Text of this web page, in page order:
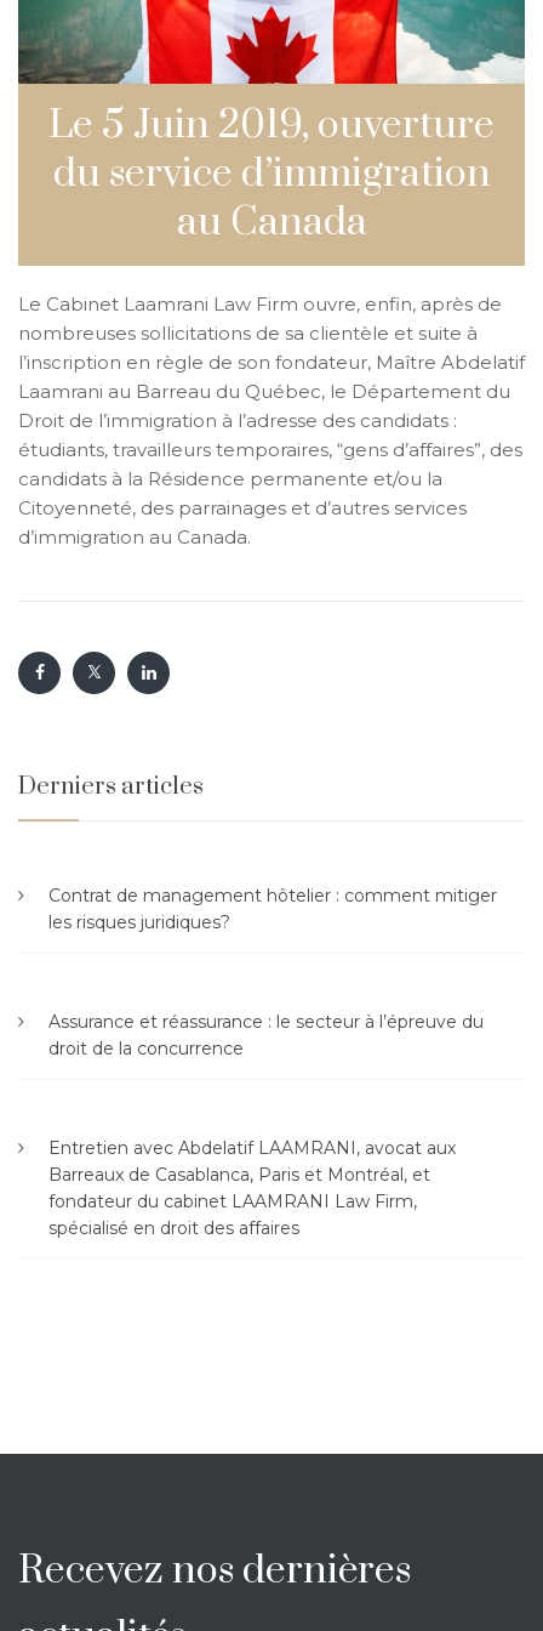
Le 5 Juin 2019, ouverture
du service d’immigration
au Canada
Le Cabinet Laamrani Law Firm ouvre, enfin, après de
nombreuses sollicitations de sa clientèle et suite à
l’inscription en règle de son fondateur, Maître Abdelatif
Laamrani au Barreau du Québec, le Département du
Droit de l’immigration à l’adresse des candidats :
étudiants, travailleurs temporaires, “gens d’affaires”, des
candidats à la Résidence permanente et/ou la
Citoyenneté, des parrainages et d’autres services
d’immigration au Canada.
Derniers articles
Contrat de management hôtelier : comment mitiger
les risques juridiques?
Assurance et réassurance : le secteur à l’épreuve du
droit de la concurrence
Entretien avec Abdelatif LAAMRANI, avocat aux
Barreaux de Casablanca, Paris et Montréal, et
fondateur du cabinet LAAMRANI Law Firm,
spécialisé en droit des affaires
Recevez nos dernières